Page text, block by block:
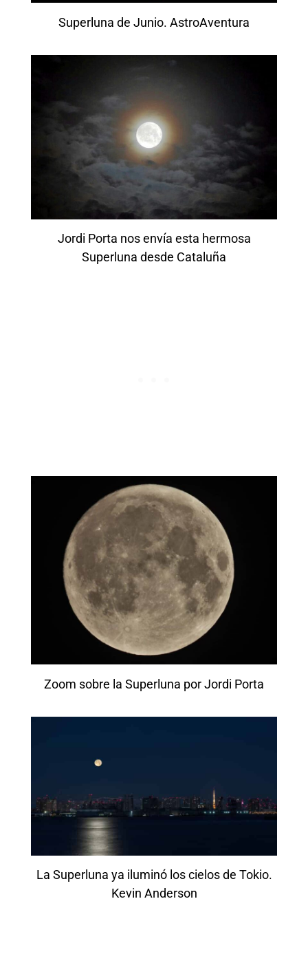
Superluna de Junio. AstroAventura
Jordi Porta nos envía esta hermosa
Superluna desde Cataluña
Zoom sobre la Superluna por Jordi Porta
La Superluna ya iluminó los cielos de Tokio.
Kevin Anderson